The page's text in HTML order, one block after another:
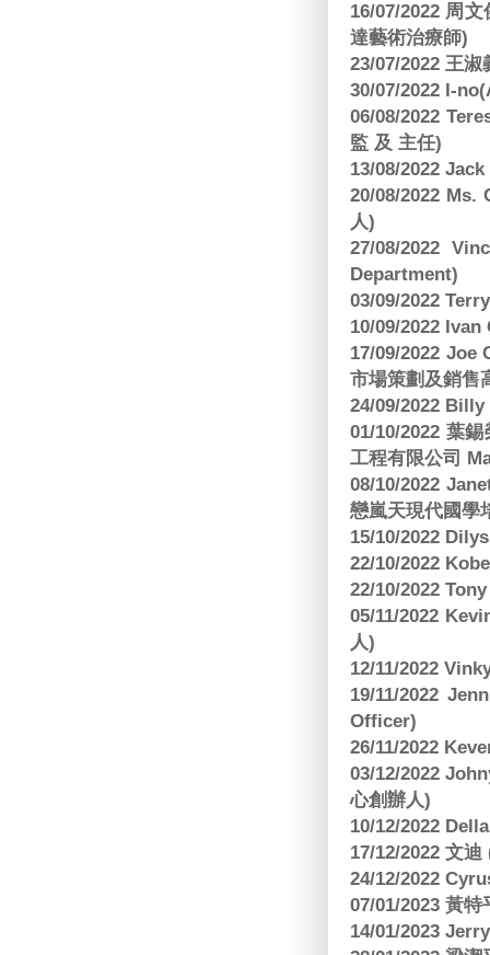
16/07/2022 周
達藝術治療師)
23/07/2022 王
30/07/2022 I-
06/08/2022
監 及 主任)
13/08/2022
20/08/2022
人)
27/08/2022
Department)
03/09/2022
10/09/2022
17/09/2022
市場策劃及銷售
24/09/2022
01/10/2022 葉
工程有限公司
08/10/2022
戀嵐天現代國學
15/10/2022
22/10/2022
22/10/2022
05/11/2022
人)
12/11/2022
19/11/2022
Officer)
26/11/2022
03/12/2022
心創辦人)
10/12/2022
17/12/2022 文
24/12/2022
07/01/2023 黃
14/01/2023